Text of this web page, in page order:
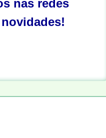
nas redes